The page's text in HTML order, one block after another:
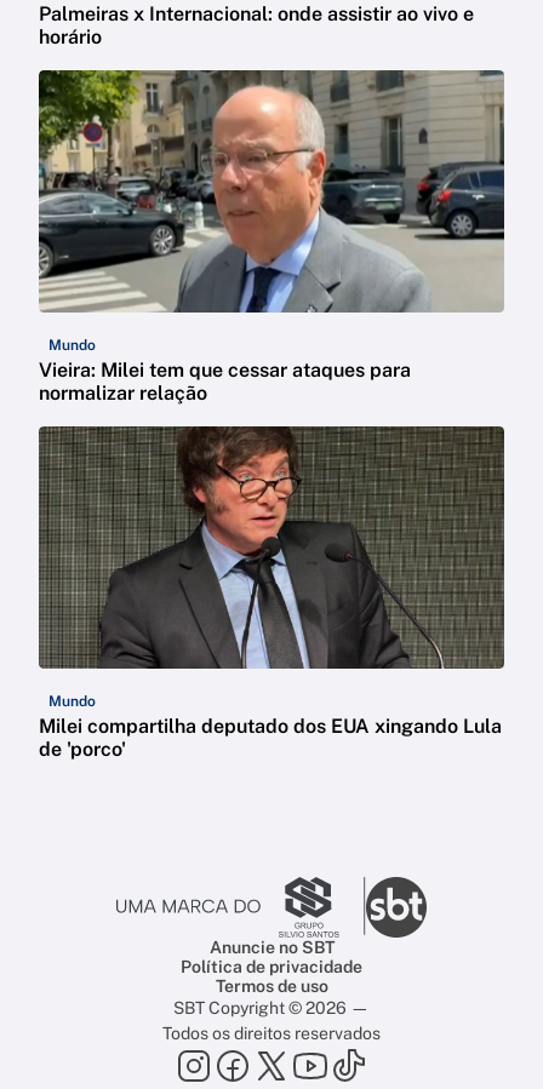
Palmeiras x Internacional: onde assistir ao vivo e
horário
Mundo
Vieira: Milei tem que cessar ataques para
normalizar relação
Mundo
Milei compartilha deputado dos EUA xingando Lula
de 'porco'
Anuncie no SBT
Política de privacidade
Termos de uso
SBT Copyright © 2026 —
Todos os direitos reservados